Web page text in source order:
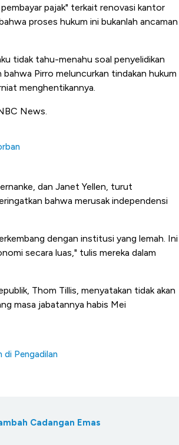
pajak" terkait renovasi kantor
proses hukum ini bukanlah ancaman
tidak tahu-menahu soal penyelidikan
Pirro meluncurkan tindakan hukum
menghentikannya.
News.
dan Janet Yellen, turut
bahwa merusak independensi
dengan institusi yang lemah. Ini
secara luas," tulis mereka dalam
Thom Tillis, menyatakan tidak akan
masa jabatannya habis Mei
di Pengadilan
Cadangan Emas